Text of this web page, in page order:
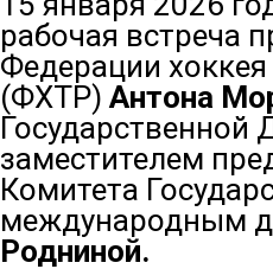
рабочая встреча
Федерации
(ФХТР)Антона
Государственной
заместителем
Комитета
международным
Родниной.